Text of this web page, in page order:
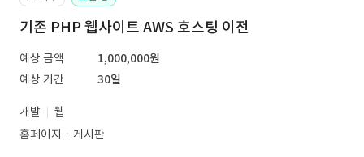
기존 PHP 웹사이트 AWS 호스팅 이전
예상 금액
1,000,000원
예상 기간
30일
개발
웹
홈페이지ㆍ게시판